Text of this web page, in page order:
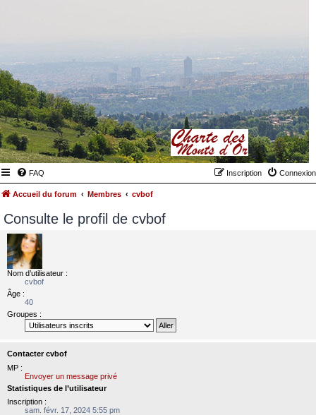
FAQ Connexion
Inscription
Accueil du forum Membres cvbof
Consulte le profil de cvbof
Nom d’utilisateur :
cvbof
Âge :
40
Groupes :
Contacter cvbof
MP :
Envoyer un message privé
Statistiques de l’utilisateur
Inscription :
sam. févr. 17, 2024 5:55 pm